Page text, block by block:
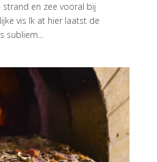
en zee vooral bij
vis Ik at hier laatst de
subliem...